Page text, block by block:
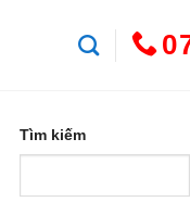
Tìm kiếm